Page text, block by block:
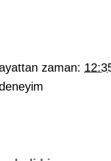
zaman: